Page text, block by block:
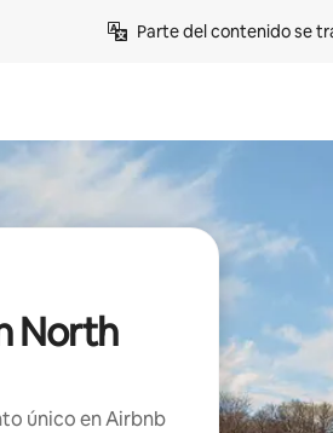
Parte del contenido se
North
único en Airbnb